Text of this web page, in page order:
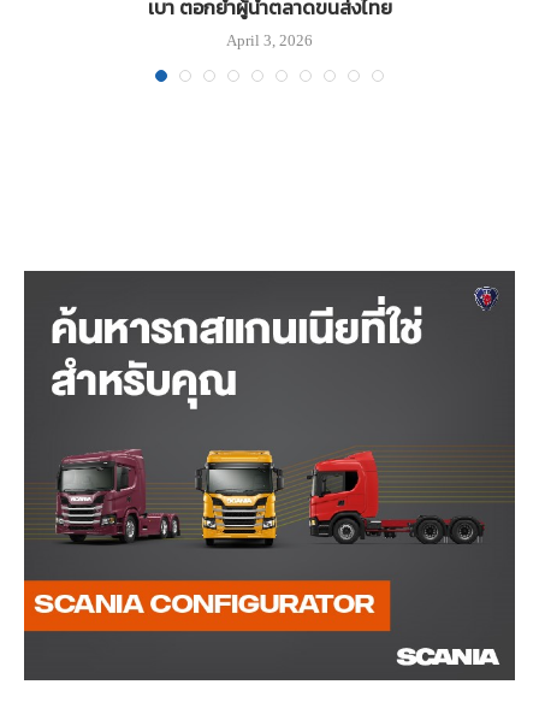
เบา ตอกย้ำผู้นำตลาดขนส่งไทย
April 3, 2026